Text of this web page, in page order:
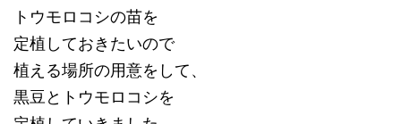
トウモロコシの苗を
定植しておきたいので
植える場所の用意をして、
黒豆とトウモロコシを